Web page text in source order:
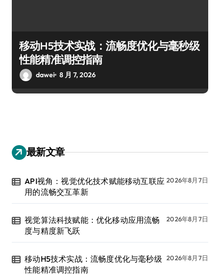
移动H5技术实战：流畅度优化与毫秒级
性能精准调控指南
dawei 8 月 7, 2026
最新文章
API视角：视觉优化技术赋能移动互联应
用的流畅交互革新
2026年8月7日
视觉算法科技赋能：优化移动应用流畅
度与精度新飞跃
2026年8月7日
移动H5技术实战：流畅度优化与毫秒级
性能精准调控指南
2026年8月7日